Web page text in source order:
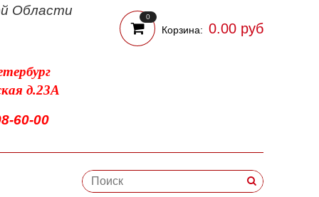
Области
д.23А
60-00
0
Корзина: 0.00 руб